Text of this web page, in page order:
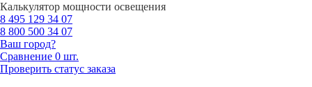
Калькулятор мощности освещения
8 495 129 34 07
8 800 500 34 07
Ваш город?
Сравнение 0 шт.
Проверить статус заказа